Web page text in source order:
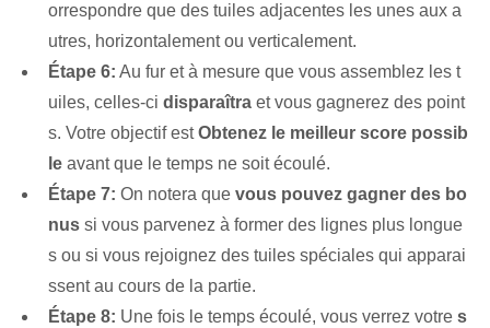
orrespondre que des tuiles adjacentes les unes aux a
utres, horizontalement ou verticalement.
Étape 6: Au fur et à mesure que vous assemblez les t
uiles, celles-ci disparaîtra et vous gagnerez des point
s. Votre objectif estObtenez le meilleur score possib
le avant que le temps ne soit écoulé.
Étape 7: On notera que vous pouvez gagner des bo
nus si vous parvenez à former des lignes plus longue
s ou si vous rejoignez des tuiles spéciales qui apparai
ssent au cours de la partie.
Étape 8: Une fois le temps écoulé, vous verrez votre s